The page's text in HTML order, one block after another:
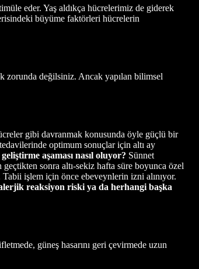
eder. Yaş aldıkça hücrelerimiz de giderek
büyüme faktörleri hücrelerin
zorunda değilsiniz. Ancak yapılan bilimsel
gibi davranmak konusunda öyle güçlü bir
optimum sonuçlar için altı ay
aşaması nasıl oluyor? Sünnet
sonra altı-sekiz hafta süre boyunca özel
işlem için önce ebeveynlerin izni alınıyor.
reaksiyon riski ya da herhangi başka
güneş hasarını geri çevirmede uzun